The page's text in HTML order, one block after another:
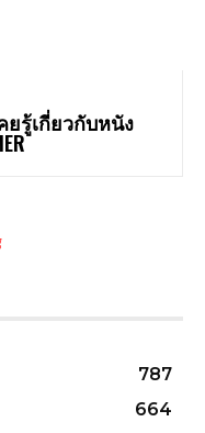
ยรู้เกี่ยวกับหนัง
787
664